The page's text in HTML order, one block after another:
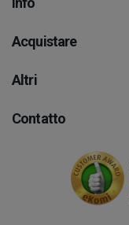
Acquistare
Altri
Contatto